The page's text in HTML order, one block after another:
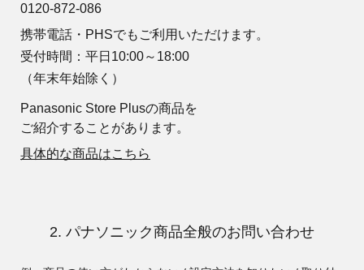
0120-872-086
携帯電話・PHSでもご利用いただけます。
受付時間：平日10:00～18:00
（年末年始除く）
Panasonic Store Plusの商品を
ご紹介することがあります。
具体的な商品はこちら
2. パナソニック商品全般のお問い合わせ